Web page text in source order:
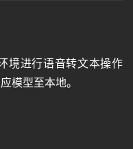
境进行语音转文本操作
模型至本地。